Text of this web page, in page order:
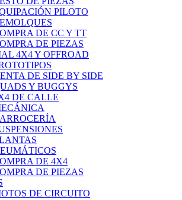
PILOTO
DE CC Y TT
DE PIEZAS
4X4 Y OFFROAD
DE SIDE BY SIDE
Y BUGGYS
DE CALLE
DE 4X4
DE PIEZAS
DE CIRCUITO